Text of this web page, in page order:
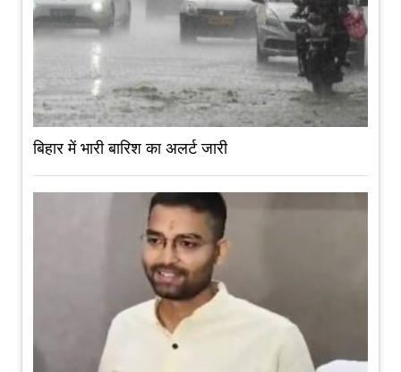
बिहार में भारी बारिश का अलर्ट जारी